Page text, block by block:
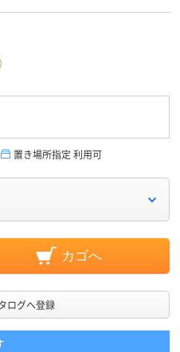
置き場所指定 利用可
カゴへ
ログへ登録